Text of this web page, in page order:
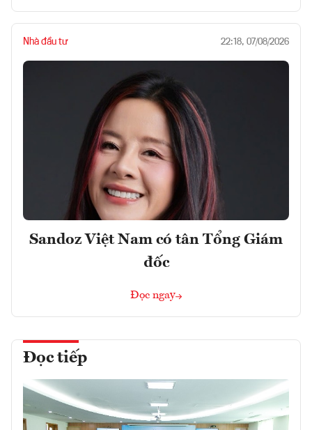
Nhà đầu tư 22:18, 07/08/2026
Sandoz Việt Nam có tân Tổng Giám
đốc
Đọc ngay
Đọc tiếp